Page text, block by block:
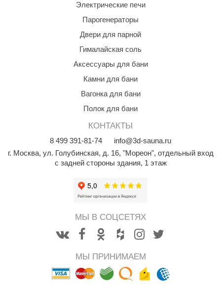
Электрические печи
Парогенераторы
Двери для парной
Гималайская соль
Аксессуары для бани
Камни для бани
Вагонка для бани
Полок для бани
КОНТАКТЫ
8 499 391-81-74
info@3d-sauna.ru
г. Москва, ул. Голубинская, д. 16, "Мореон", отдельный вход
с задней стороны здания, 1 этаж
МЫ В СОЦСЕТЯХ
МЫ ПРИНИМАЕМ